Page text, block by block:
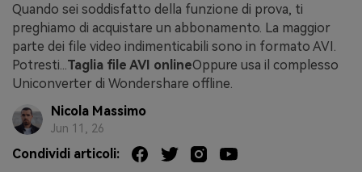
Quando sei soddisfatto della funzione di prova, ti
preghiamo di acquistare un abbonamento. La maggior
parte dei file video indimenticabili sono in formato AVI.
Potresti...Taglia file AVI onlineOppure usa il complesso
Uniconverter di Wondershare offline.
Nicola Massimo
Jun 11, 26
Condividi articoli: